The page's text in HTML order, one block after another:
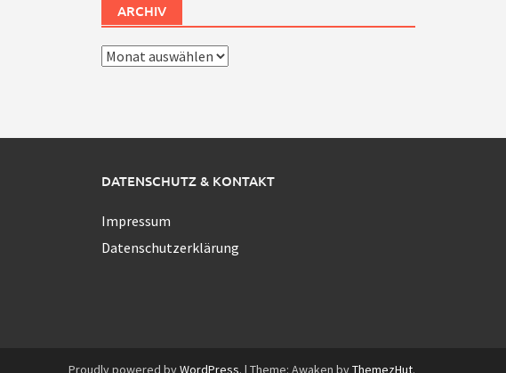
ARCHIV
Archiv
DATENSCHUTZ & KONTAKT
Impressum
Datenschutzerklärung
Proudly powered byWordPress. | Theme: Awaken byThemezHut.